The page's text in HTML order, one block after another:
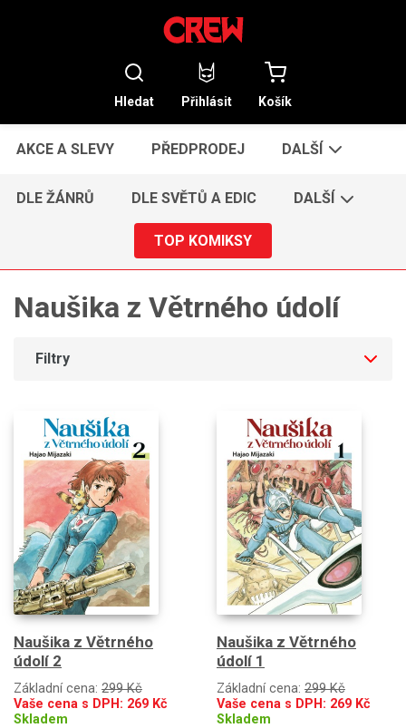
Hledat Přihlásit Košík
AKCE A SLEVY PŘEDPRODEJ DALŠÍ
DLE ŽÁNRŮ DLE SVĚTŮ A EDIC DALŠÍ
TOP KOMIKSY
Naušika z Větrného údolí
Filtry
Naušika z Větrného
údolí 2
Základní cena: 299 Kč
Vaše cena s DPH: 269 Kč
Skladem
Naušika z Větrného
údolí 1
Základní cena: 299 Kč
Vaše cena s DPH: 269 Kč
Skladem